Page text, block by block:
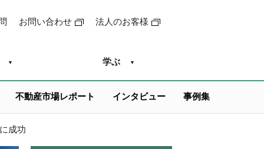
お問い合わせ 法人のお客様
学ぶ
不動産市場レポート インタビュー 事例集
成功